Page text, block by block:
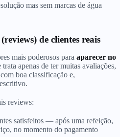
mas sem marcas de água
de clientes reais
mais poderosos para aparecer no
apenas de ter muitas avaliações,
boa classificação e,
reviews:
satisfeitos — após uma refeição,
no momento do pagamento